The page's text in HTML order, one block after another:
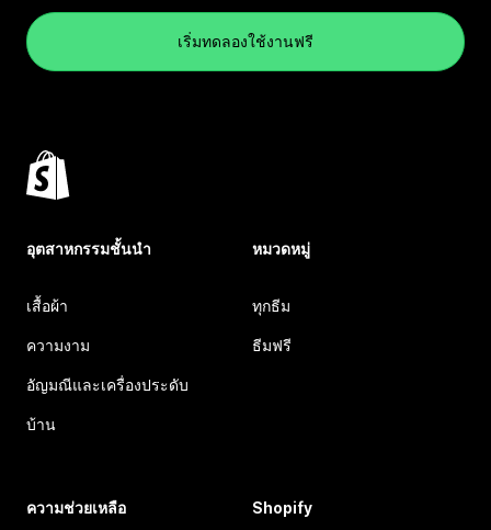
เริ่มทดลองใช้งานฟรี
อุตสาหกรรมชั้นนำ
เสื้อผ้า
ความงาม
อัญมณีและเครื่องประดับ
บ้าน
หมวดหมู่
ทุกธีม
ธีมฟรี
ความช่วยเหลือ Shopify